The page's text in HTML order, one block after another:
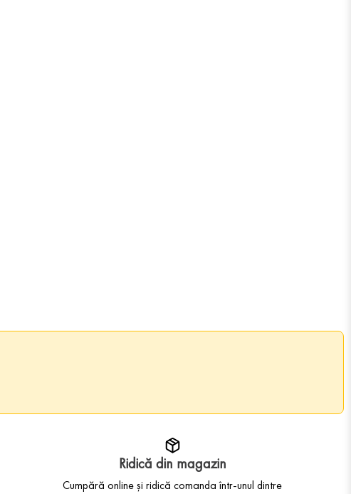
Ridică din magazin
Cumpără online și ridică comanda într-unul dintre